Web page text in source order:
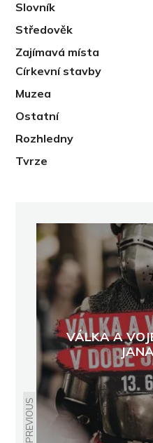
Slovník
Středověk
Zajímavá místa
Církevní stavby
Muzea
Ostatní
Rozhledny
Tvrze
PREVIOUS
VÁLKA A